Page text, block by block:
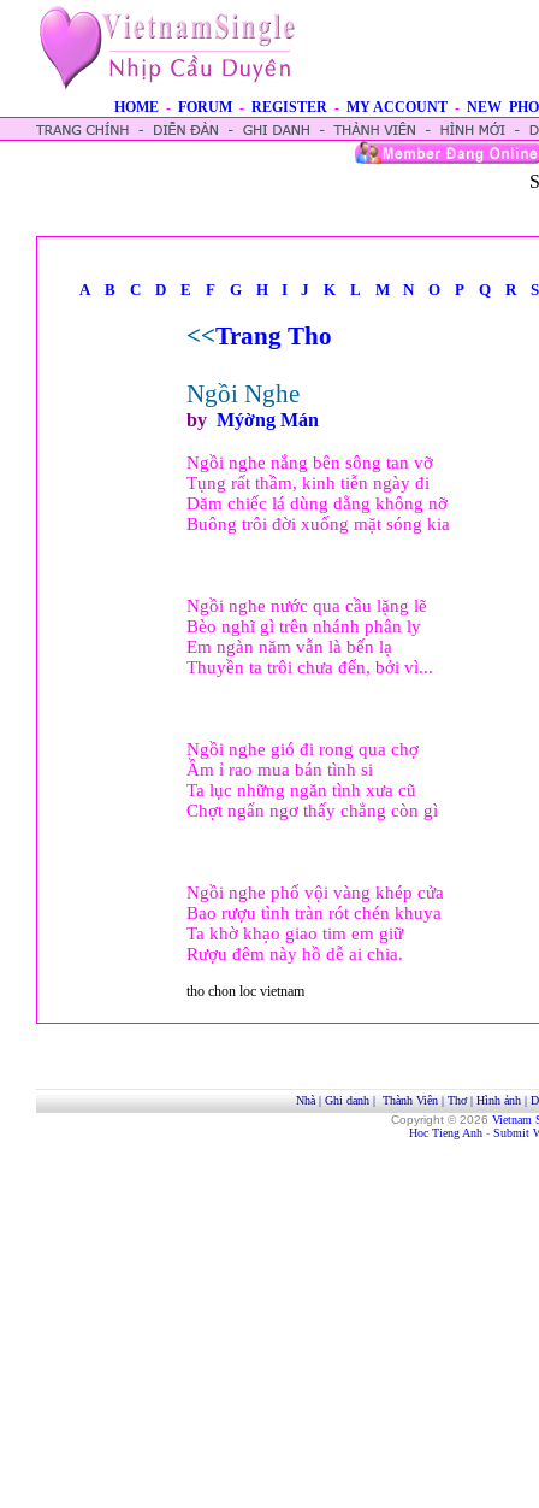
HOME - FORUM - REGISTER - MY ACCOUNT - NEW
A B C D E F G H I J K L M N O P Q R S
<<Trang Tho
Ngồi Nghe
by Mýờng Mán
Ngồi nghe nắng bên sông tan vỡ
Tụng rất thầm, kinh tiễn ngày đi
Dăm chiếc lá dùng dằng không nỡ
Buông trôi đời xuống mặt sóng kia
Ngồi nghe nước qua cầu lặng lẽ
Bèo nghĩ gì trên nhánh phân ly
Em ngàn năm vẫn là bến lạ
Thuyền ta trôi chưa đến, bởi vì...
Ngồi nghe gió đi rong qua chợ
Ầm ỉ rao mua bán tình si
Ta lục những ngăn tình xưa cũ
Chợt ngẩn ngơ thấy chẳng còn gì
Ngồi nghe phố vội vàng khép cửa
Bao rượu tình tràn rót chén khuya
Ta khờ khạo giao tim em giữ
Rượu đêm này hồ dễ ai chia.
tho chon loc vietnam
Nhà| Ghi danh| Thành Viên| Thơ| Hình ảnh|
Copyright © 2026 Vietnam
Hoc Tieng Anh - Submit